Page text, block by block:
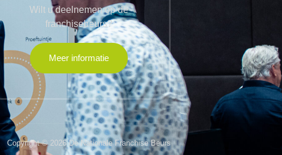
Wilt u deelnemen op de
franchisebeurs?
Meer informatie
Copyright © 2026 De Nationale Franchise Beurs